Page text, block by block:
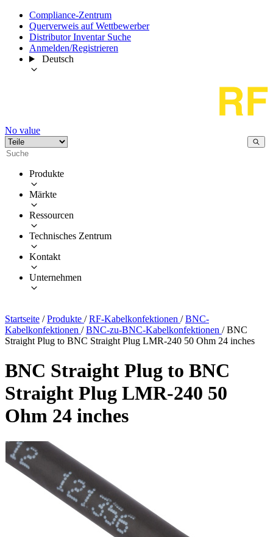
Compliance-Zentrum
Querverweis auf Wettbewerber
Distributor Inventar Suche
Anmelden/Registrieren
Deutsch
No value
Produkte
Märkte
Ressourcen
Technisches Zentrum
Kontakt
Unternehmen
Startseite / Produkte / RF-Kabelkonfektionen / BNC-
Kabelkonfektionen / BNC-zu-BNC-Kabelkonfektionen / BNC
Straight Plug to BNC Straight Plug LMR-240 50 Ohm 24 inches
BNC Straight Plug to BNC
Straight Plug LMR-240 50
Ohm 24 inches